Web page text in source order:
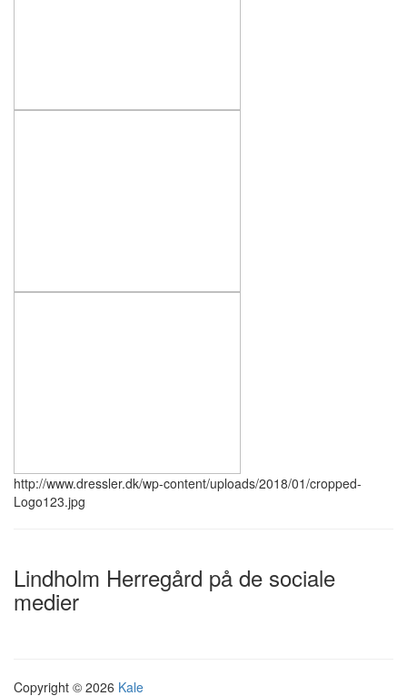
http://www.dressler.dk/wp-content/uploads/2018/01/cropped-
Logo123.jpg
Lindholm Herregård på de sociale
medier
Copyright © 2026 Kale